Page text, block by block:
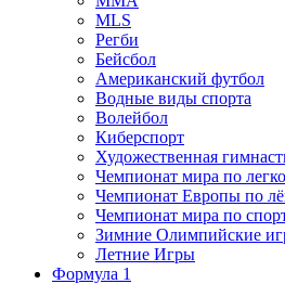
MLS
Регби
Бейсбол
Американский футбол
Водные виды спорта
Волейбол
Киберспорт
Художественная
Чемпионат мира по
Чемпионат Европы по
Чемпионат мира по
Зимние Олимпийские
Летние Игры
Формула 1